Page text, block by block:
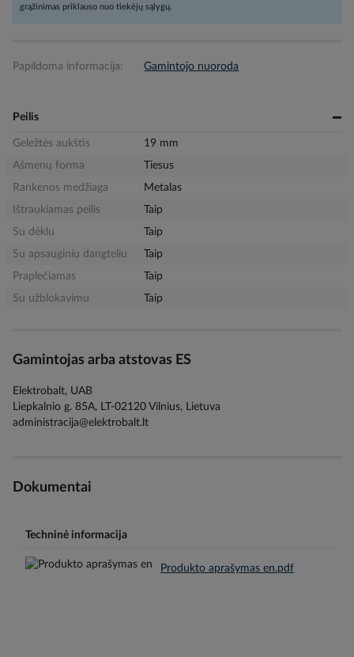
grąžinimas priklauso nuo tiekėjų sąlygų.
Papildoma informacija: Gamintojo nuoroda
Peilis
Geležtės aukštis
19 mm
Ašmenų forma
Tiesus
Rankenos medžiaga
Metalas
Ištraukiamas peilis
Taip
Su dėklu
Taip
Su apsauginiu dangteliu
Taip
Praplečiamas
Taip
Su užblokavimu
Taip
Gamintojas arba atstovas ES
Elektrobalt, UAB
Liepkalnio g. 85A, LT-02120 Vilnius, Lietuva
administracija@elektrobalt.lt
Dokumentai
Techninė informacija
Produkto aprašymas en.pdf